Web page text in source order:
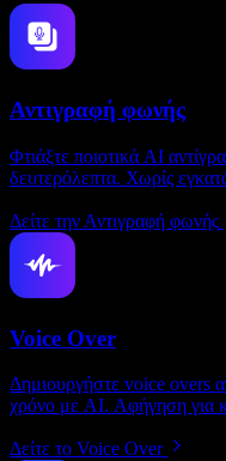
Αντιγραφή φωνής
Φτιάξτε ποιοτικά AI
δευτερόλεπτα. Χωρίς
Δείτε την Αντιγραφή φωνής
Voice Over
Δημιουργήστε voice overs
χρόνο με AI. Αφήγηση για
Δείτε το Voice Over